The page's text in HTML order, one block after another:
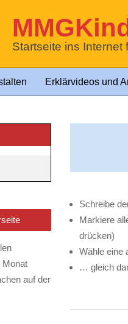
Startseite ins
Erklärvideos und
Schreibe
Markiere
drücken)
Wähle eine
… gleich
Monat
auf der